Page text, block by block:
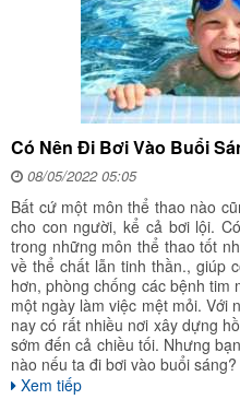
Có Nên Đi Bơi Vào Buổi
08/05/2022 05:05
Bất cứ một môn thể thao nào
cho con người, kể cả bơi lội.
trong những môn thể thao tốt
về thể chất lẫn tinh thần., giúp
hơn, phòng chống các bệnh
một ngày làm việc mệt mỏi. Với
nay có rất nhiều nơi xây dựng
sớm đến cả chiều tối. Nhưng
nào nếu ta đi bơi vào buổi
Xem tiếp